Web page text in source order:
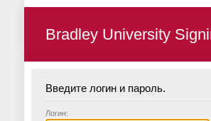
Bradley University
Введите логин и пароль.
Логин: